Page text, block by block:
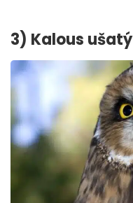
3) Kalous ušatý